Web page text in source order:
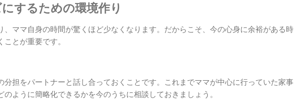
するための環境作り
、ママ自身の時間が驚くほど少なくなります。だからこそ、今の心身に余裕がある時
とが重要です。
分担をパートナーと話し合っておくことです。これまでママが中心に行っていた家事
ように簡略化できるかを今のうちに相談しておきましょう。